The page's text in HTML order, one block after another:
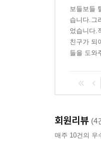
보들보들
습니다.그
었습니다.
친구가 되
들을 도와
회원리뷰 (4
매주 10건의 우